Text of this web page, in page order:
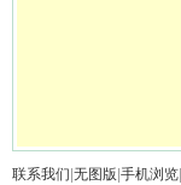
联系我们 无图版 手机浏览